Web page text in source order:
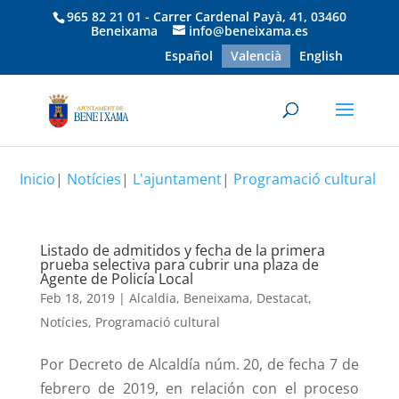
965 82 21 01 - Carrer Cardenal Payà, 41, 03460
Beneixama
info@beneixama.es
Español
Valencià English
Inicio| Notícies| L'ajuntament| Programació cultural
Listado de admitidos y fecha de la primera
prueba selectiva para cubrir una plaza de
Agente de Policía Local
Feb 18, 2019| Alcaldia, Beneixama, Destacat,
Notícies, Programació cultural
Por Decreto de Alcaldía núm. 20, de fecha 7 de
febrero de 2019, en relación con el proceso